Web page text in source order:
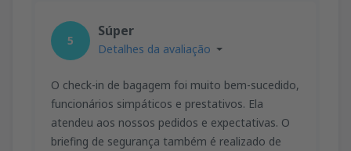
5
Súper
Detalhes da avaliação
O check-in de bagagem foi muito bem-sucedido,
funcionários simpáticos e prestativos. Ela
atendeu aos nossos pedidos e expectativas. O
briefing de segurança também é realizado de